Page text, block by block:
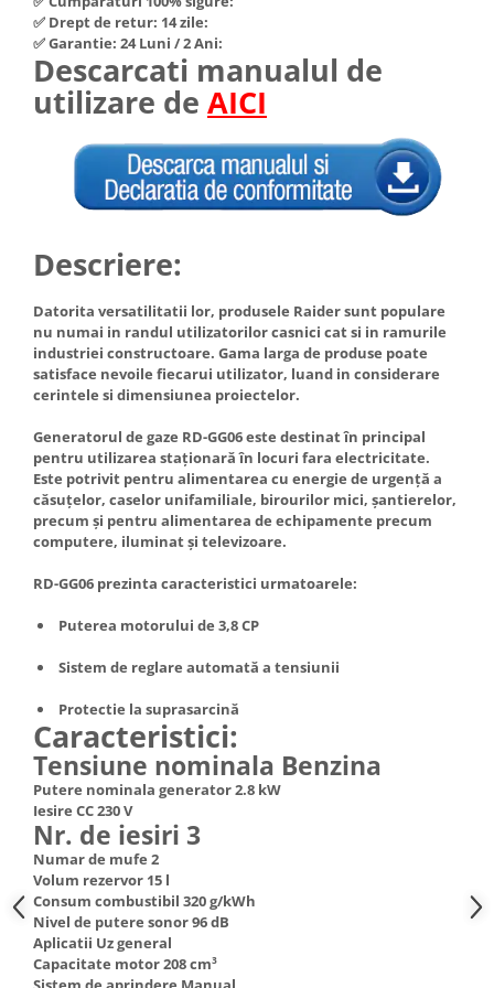
Nivela de masurat
Pistoale de impact electrice si
pneumatice
Prelungitoare
Polizoare electrice de banc si
unghiulare
Rindele si freze pentru lemn
Redresoare auto - roboti de
pornire
Suflante cu aer cald
Scari metalice
Strungurii
Scule cu acumulator
Scule pentru electricieni
Truse de scule
Truse de lipit PPR
Ventuze cu brate pentru transport
Hote Telescopice
Hote Traditionale
Hote Incorporabile
Hote Country
Hote Cupolare
Accesorii, consumabile hote
Masini de carnati ( CARNATARI )
Masini de spalat vase incorporabile
Masini de spalat vase
independente
Masini de spalat rufe
Masini de spalat rufe frontale
Masini de spalat rufe verticale
Masini de spalat rufe incorporabile
Masini de spalat rufe cu uscator
Uscatoare de rufe
Masini de facut paine
incorporabile
Seturi oale
SANDWICH MAKER
Storcatoare de fructe
Televizoare
✅ Drept de retur: 14 zile:
✅ Garantie: 24 Luni / 2 Ani:
Descarcati manualul de
utilizare de AICI
Descriere:
Datorita versatilitatii lor, produsele Raider sunt populare
nu numai in randul utilizatorilor casnici cat si in ramurile
industriei constructoare. Gama larga de produse poate
satisface nevoile fiecarui utilizator, luand in considerare
cerintele si dimensiunea proiectelor.
Generatorul de gaze RD-GG06 este destinat în principal
pentru utilizarea staționară în locuri fara electricitate.
Este potrivit pentru alimentarea cu energie de urgență a
căsuțelor, caselor unifamiliale, birourilor mici, șantierelor,
precum și pentru alimentarea de echipamente precum
computere, iluminat și televizoare.
RD-GG06 prezinta caracteristici urmatoarele:
Puterea motorului de 3,8 CP
Sistem de reglare automată a tensiunii
Protectie la suprasarcină
Caracteristici:
Tensiune nominala Benzina
Putere nominala generator 2.8 kW
Iesire CC 230 V
Nr. de iesiri 3
Numar de mufe 2
Volum rezervor 15 l
Consum combustibil 320 g/kWh
Nivel de putere sonor 96 dB
Aplicatii Uz general
Capacitate motor 208 cm³